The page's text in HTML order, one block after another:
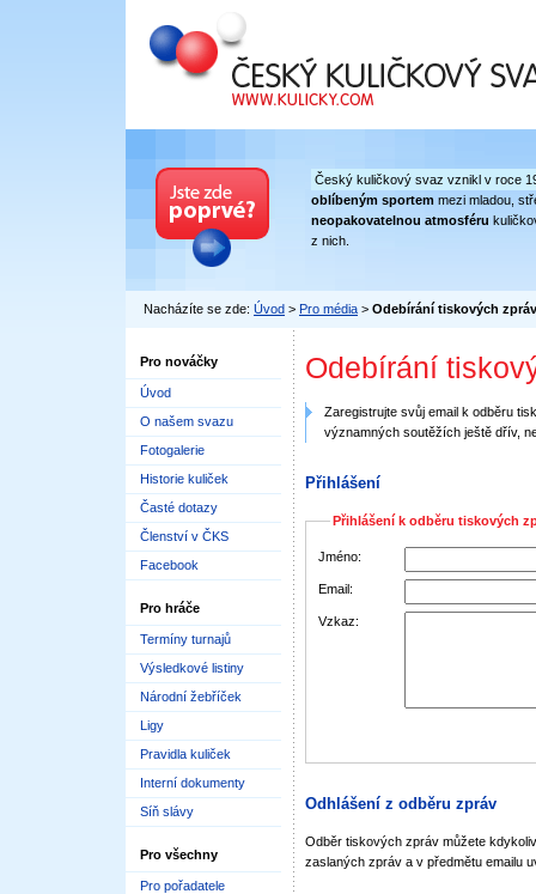
Český kuličkový svaz
Český kuličkový svaz vznikl v roce
oblíbeným sportem mezi mladou,
neopakovatelnou atmosféru
z nich.
Nacházíte se zde: Úvod > Pro média > Odebírání tiskových zpráv
Pro nováčky
Úvod
O našem svazu
Fotogalerie
Historie kuliček
Časté dotazy
Členství v ČKS
Facebook
Pro hráče
Termíny turnajů
Výsledkové listiny
Národní žebříček
Ligy
Pravidla kuliček
Interní dokumenty
Síň slávy
Pro všechny
Pro pořadatele
Odebírání
Zaregistrujte svůj email k odběru
významných soutěžích ještě dřív,
Přihlášení
Přihlášení k odběru tiskových
Jméno:
Email:
Vzkaz:
Odhlášení z odběru zpráv
Odběr tiskových zpráv můžete
zaslaných zpráv a v předmětu emailu